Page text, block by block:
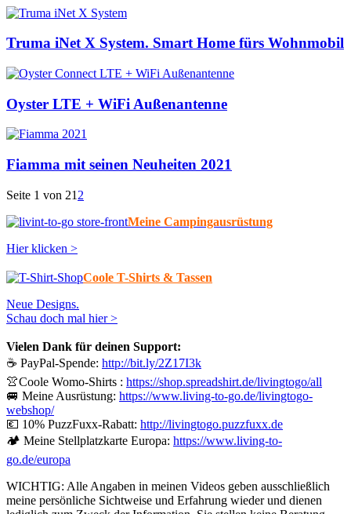
Truma iNet X System. Smart Home fürs Wohnmobil
Oyster LTE + WiFi Außenantenne
Fiamma mit seinen Neuheiten 2021
Seite 1 von 21 2
Meine Campingausrüstung
Hier klicken >
Coole T-Shirts & Tassen
Neue Designs.
Schau doch mal hier >
Vielen Dank für deinen Support:
☕ PayPal-Spende: http://bit.ly/2Z17I3k
👚Coole Womo-Shirts : https://shop.spreadshirt.de/livingtogo/all
🚐 Meine Ausrüstung: https://www.living-to-go.de/livingtogo-
webshop/
💶 10% PuzzFuxx-Rabatt: http://livingtogo.puzzfuxx.de
🏕️ Meine Stellplatzkarte Europa: https://www.living-to-
go.de/europa
WICHTIG: Alle Angaben in meinen Videos geben ausschließlich
meine persönliche Sichtweise und Erfahrung wieder und dienen